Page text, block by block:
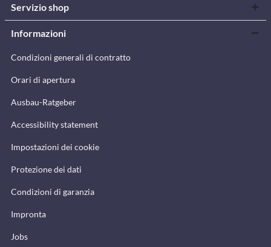
Servizio shop
Informazioni
Condizioni generali di contratto
Orari di apertura
Ausbau-Ratgeber
Accessibility statement
Impostazioni dei cookie
Protezione dei dati
Condizioni di garanzia
Impronta
Jobs